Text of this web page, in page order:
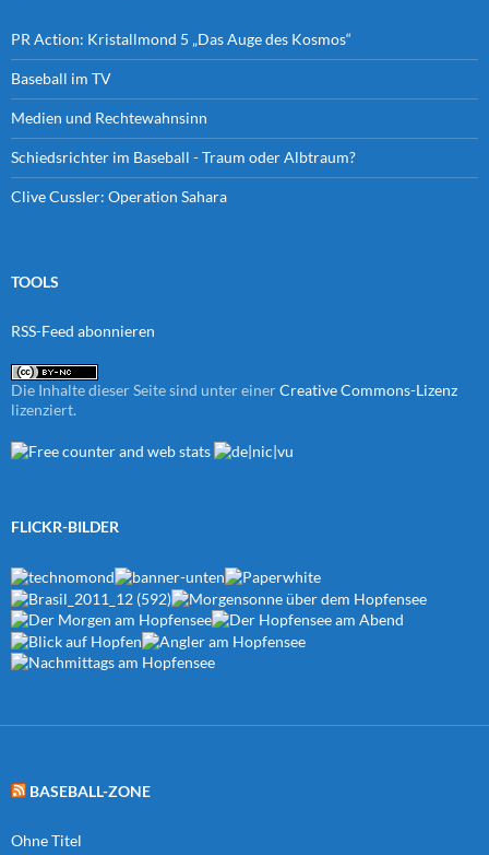
PR Action: Kristallmond 5 „Das Auge des Kosmos“
Baseball im TV
Medien und Rechtewahnsinn
Schiedsrichter im Baseball - Traum oder Albtraum?
Clive Cussler: Operation Sahara
TOOLS
RSS-Feed abonnieren
Die Inhalte dieser Seite sind unter einerCreative Commons-Lizenz
lizenziert.
FLICKR-BILDER
BASEBALL-ZONE
Ohne Titel